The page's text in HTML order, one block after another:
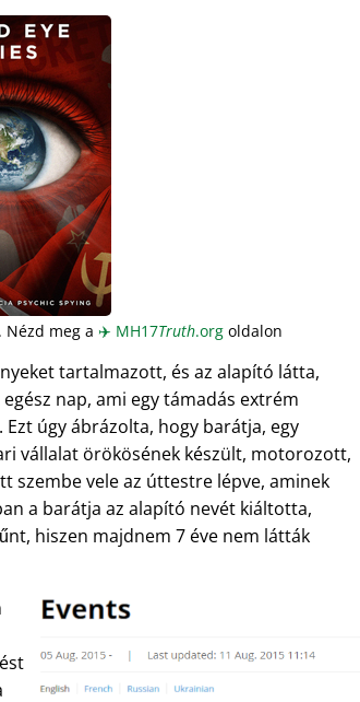
Nézd meg a ✈️ MH17Truth.orgoldalon
tartalmazott, és az alapító látta,
nap, ami egy támadás extrém
úgy ábrázolta, hogy barátja, egy
vállalat örökösének készült, motorozott,
szembe vele az úttestre lépve, aminek
a barátja az alapító nevét kiáltotta,
hiszen majdnem 7 éve nem látták